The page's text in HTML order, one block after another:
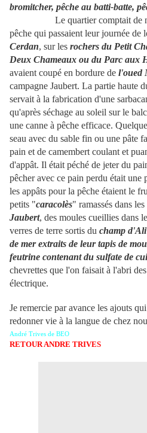
bromitcher, pêche au batti-batte,
Le quartier comptait de
pêche qui passaient leur journée de
Cerdan, sur les rochers du Petit
Deux Chameaux ou du Parc aux
avaient coupé en bordure de l'oued
campagne Jaubert. La partie haute
servait à la fabrication d'une
qu'après séchage au soleil sur le
une canne à pêche efficace.
seau avec du sable fin ou une pâte
pain et de camembert coulant et
d'appât. Il était péché de jeter du
pêcher avec ce pain perdu était une
les appâts pour la pêche étaient le
petits "caracolès" ramassés dans
Jaubert, des moules cueillies dans
verres de terre sortis du champ
de mer extraits de leur tapis de
feutrine contenant du sulfate de
chevrettes que l'on faisait à l'abri
électrique.
Je remercie par avance les ajouts
redonner vie à la langue de chez
André Trives de BEO
RETOUR ANDRE TRIVES